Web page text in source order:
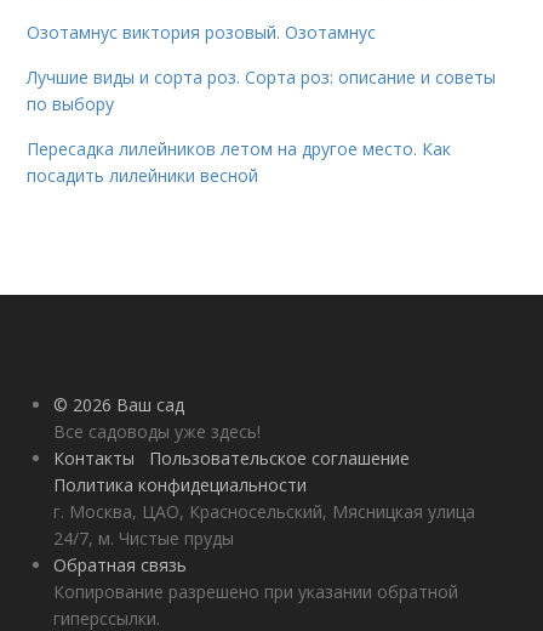
Озотамнус виктория розовый. Озотамнус
Лучшие виды и сорта роз. Сорта роз: описание и советы
по выбору
Пересадка лилейников летом на другое место. Как
посадить лилейники весной
© 2026 Ваш сад
Все садоводы уже здесь!
Контакты
Пользовательское соглашение
Политика конфидециальности
г. Москва, ЦАО, Красносельский, Мясницкая улица
24/7, м. Чистые пруды
Обратная связь
Копирование разрешено при указании обратной
гиперссылки.